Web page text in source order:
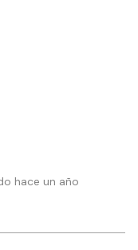
hace un año